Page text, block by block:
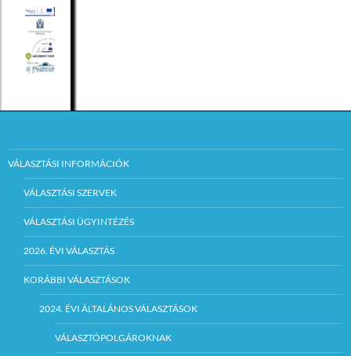
VÁLASZTÁSI INFORMÁCIÓK
VÁLASZTÁSI SZERVEK
VÁLASZTÁSI ÜGYINTÉZÉS
2026. ÉVI VÁLASZTÁS
KORÁBBI VÁLASZTÁSOK
2024. ÉVI ÁLTALÁNOS VÁLASZTÁSOK
VÁLASZTÓPOLGÁROKNAK